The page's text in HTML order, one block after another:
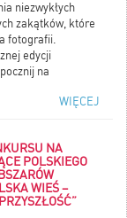
niezwykłych
zakątków, które
fotografii.
edycji
na
w
– z
– z
WIĘCEJ
NA
POLSKIEGO
WIEŚ –